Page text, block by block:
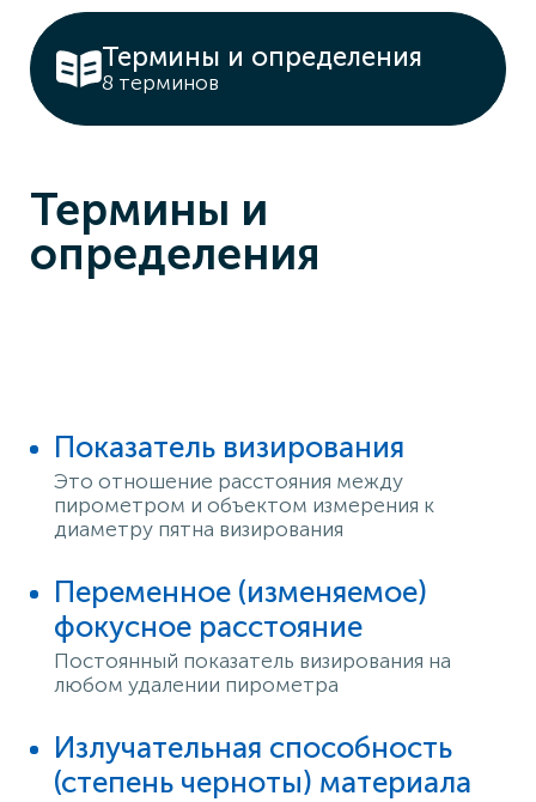
Термины и определения
8 терминов
Термины и
определения
Показатель визирования
Это отношение расстояния между
пирометром и объектом измерения к
диаметру пятна визирования
Переменное (изменяемое)
фокусное расстояние
Постоянный показатель визирования на
любом удалении пирометра
Излучательная способность
(степень черноты) материала